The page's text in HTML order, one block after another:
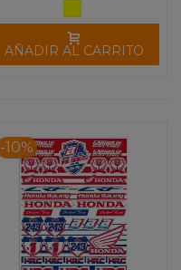
AÑADIR AL CARRITO
-10%